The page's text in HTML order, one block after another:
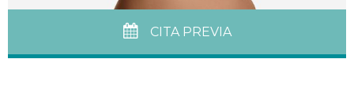
CITA PREVIA